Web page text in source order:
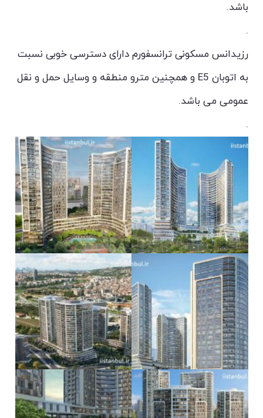
باشد.
.
رزیدانس مسکونی ترانسفورم دارای دسترسی خوبی نسبت
به اتوبان E5 و همچنین مترو منطقه و وسایل حمل و نقل
عمومی می باشد.
.